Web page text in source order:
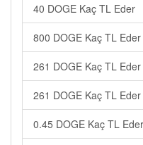
40 DOGE Kaç TL Eder
800 DOGE Kaç TL Eder
261 DOGE Kaç TL Eder
261 DOGE Kaç TL Eder
0.45 DOGE Kaç TL Eder